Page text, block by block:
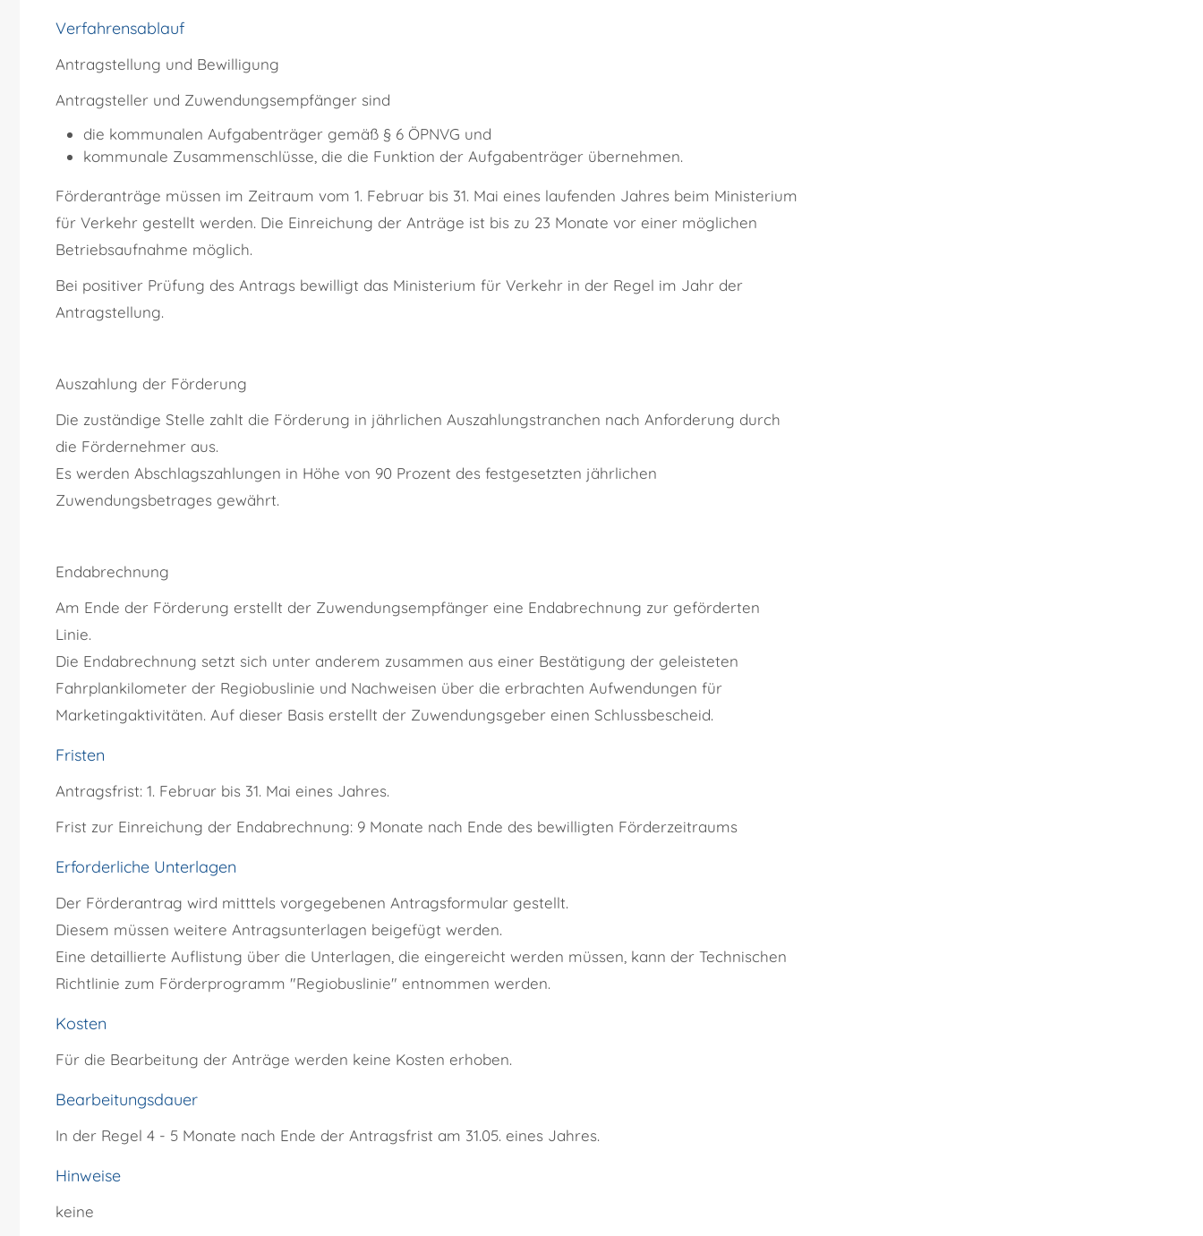
Verfahrensablauf
Antragstellung und Bewilligung
Antragsteller und Zuwendungsempfänger sind
die kommunalen Aufgabenträger gemäß § 6 ÖPNVG und
kommunale Zusammenschlüsse, die die Funktion der Aufgabenträger übernehmen.
Förderanträge müssen im Zeitraum vom 1. Februar bis 31. Mai eines laufenden Jahres beim Ministerium
für Verkehr gestellt werden. Die Einreichung der Anträge ist bis zu 23 Monate vor einer möglichen
Betriebsaufnahme möglich.
Bei positiver Prüfung des Antrags bewilligt das Ministerium für Verkehr in der Regel im Jahr der
Antragstellung.
Auszahlung der Förderung
Die zuständige Stelle zahlt die Förderung in jährlichen Auszahlungstranchen nach Anforderung durch
die Fördernehmer aus.
Es werden Abschlagszahlungen in Höhe von 90 Prozent des festgesetzten jährlichen
Zuwendungsbetrages gewährt.
Endabrechnung
Am Ende der Förderung erstellt der Zuwendungsempfänger eine Endabrechnung zur geförderten
Linie.
Die Endabrechnung setzt sich unter anderem zusammen aus einer Bestätigung der geleisteten
Fahrplankilometer der Regiobuslinie und Nachweisen über die erbrachten Aufwendungen für
Marketingaktivitäten. Auf dieser Basis erstellt der Zuwendungsgeber einen Schlussbescheid.
Fristen
Antragsfrist: 1. Februar bis 31. Mai eines Jahres.
Frist zur Einreichung der Endabrechnung: 9 Monate nach Ende des bewilligten Förderzeitraums
Erforderliche Unterlagen
Der Förderantrag wird mitttels vorgegebenen Antragsformular gestellt.
Diesem müssen weitere Antragsunterlagen beigefügt werden.
Eine detaillierte Auflistung über die Unterlagen, die eingereicht werden müssen, kann der Technischen
Richtlinie zum Förderprogramm "Regiobuslinie" entnommen werden.
Kosten
Für die Bearbeitung der Anträge werden keine Kosten erhoben.
Bearbeitungsdauer
In der Regel 4 - 5 Monate nach Ende der Antragsfrist am 31.05. eines Jahres.
Hinweise
keine